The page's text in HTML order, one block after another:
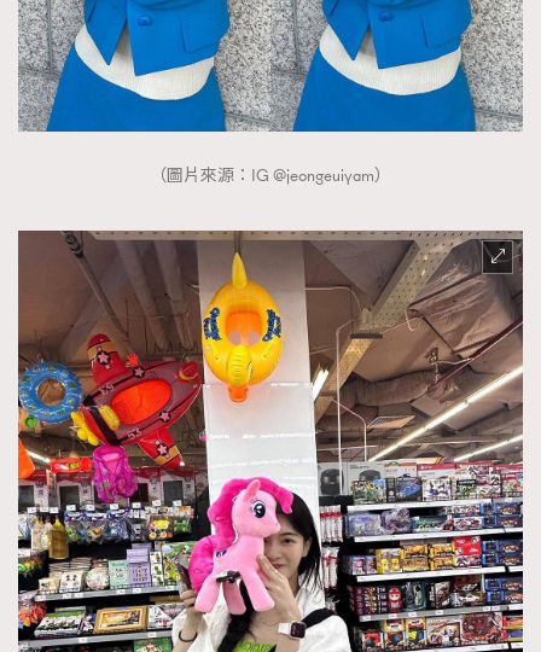
（圖片來源：IG @jeongeuiyam）